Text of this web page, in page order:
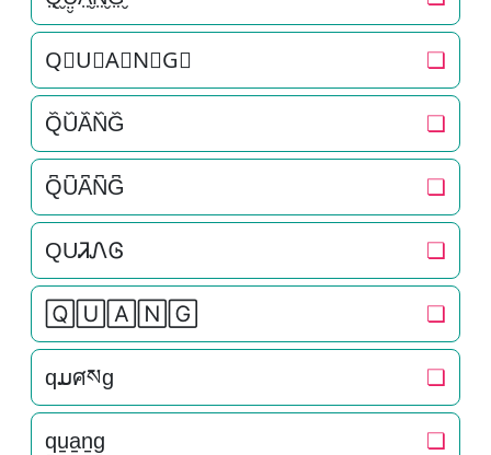
Q⃘U⃘A⃘N⃘G⃘ ❏
Q᷈U᷈A᷈N᷈G᷈ ❏
Q͆U͆A͆N͆G͆ ❏
QUᏘᏁᎶ ❏
🅀🅄🄰🄽🄶 ❏
qມศསg ❏
q̠u̠a̠n̠g̠ ❏